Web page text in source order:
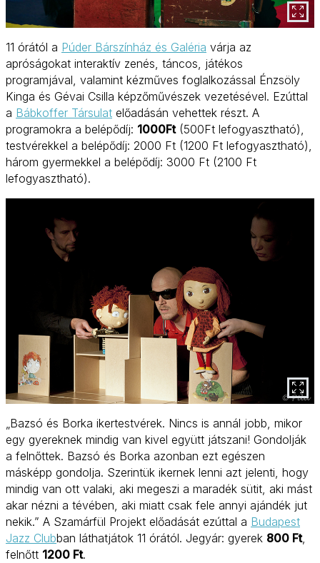
11 órától a Púder Bárszínház és Galéria várja az
apróságokat interaktív zenés, táncos, játékos
programjával, valamint kézműves foglalkozással Énzsöly
Kinga és Gévai Csilla képzőművészek vezetésével. Ezúttal
a Bábkoffer Társulat előadásán vehettek részt. A
programokra a belépődíj: 1000Ft(500Ft lefogyasztható),
testvérekkel a belépődíj: 2000 Ft (1200 Ft lefogyasztható),
három gyermekkel a belépődíj: 3000 Ft (2100 Ft
lefogyasztható).
„Bazsó és Borka ikertestvérek. Nincs is annál jobb, mikor
egy gyereknek mindig van kivel együtt játszani! Gondolják
a felnőttek. Bazsó és Borka azonban ezt egészen
másképp gondolja. Szerintük ikernek lenni azt jelenti, hogy
mindig van ott valaki, aki megeszi a maradék sütit, aki mást
akar nézni a tévében, aki miatt csak fele annyi ajándék jut
nekik.” A Szamárfül Projekt előadását ezúttal a Budapest
Jazz Clubban láthatjátok 11 órától. Jegyár: gyerek 800 Ft,
felnőtt 1200 Ft.